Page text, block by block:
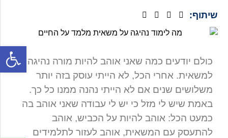
שיתוף:
כולם יודעים כמה שאני אוהב להיות מורה נהיגה
למשאית. אחרי הכל, לא הייתי עוסק בזה יותר
משלושים שנים אם לא הייתי נהנה ממנו כל כך.
באמת שיש לי מזל כי יש לי עבודה שאני אוהב בה
כמעט הכל: אוהב להיות על הכביש, אוהב
להתעסק עם המשאית, אוהב לעזור לתלמידים
פתח סרגל נגישות